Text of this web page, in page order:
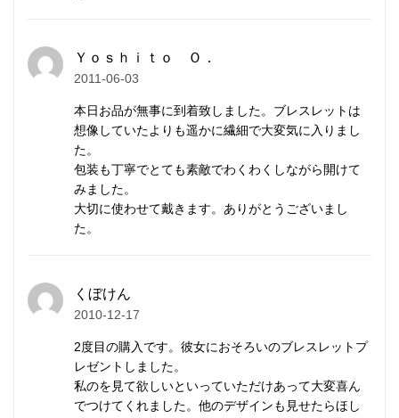
メンズ/レディース兼用。アンクレットにもご利用い
ただけます。
チャームは取り外し可能です。チャームなしで着けた
り、チャームを自前のものに付け替え予定の場合は、
取り外して同封しますのでお知らせください。
ービーズ
カレンシルバーはタイの山岳民族カレン族の手仕事に
よって、伝統的手法で丹念に作られます。
マットな質感が特徴で、 刻印 の一つ一つが異なる表情
Ｙｏｓｈｉｔｏ Ｏ．
2011-06-03
本日お品が無事に到着致しました。ブレスレットは
想像していたよりも遥かに繊細で大変気に入りまし
た。
包装も丁寧でとても素敵でわくわくしながら開けて
みました。
大切に使わせて戴きます。ありがとうございまし
た。
くぼけん
2010-12-17
2度目の購入です。彼女におそろいのブレスレットプ
レゼントしました。
私のを見て欲しいといっていただけあって大変喜ん
でつけてくれました。他のデザインも見せたらほし